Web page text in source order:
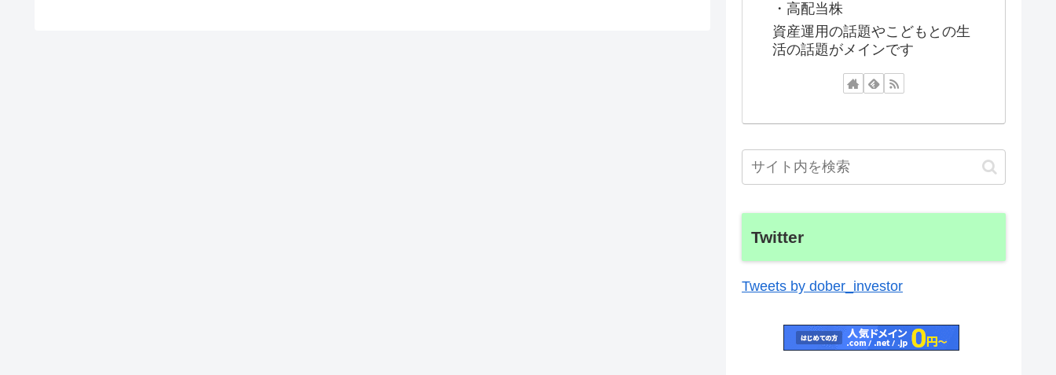
・高配当株
資産運用の話題やこどもとの生
活の話題がメインです
Twitter
Tweets by dober_investor